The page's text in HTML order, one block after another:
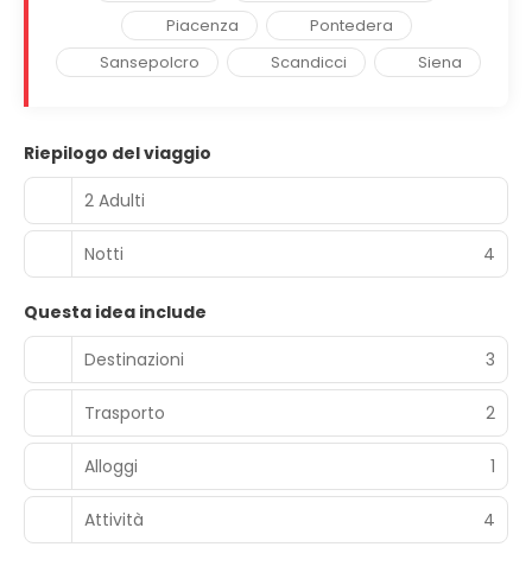
Piacenza
Pontedera
Sansepolcro
Scandicci Siena
Riepilogo del viaggio
2 Adulti
Notti 4
Questa idea include
Destinazioni
3
Trasporto 2
Alloggi 1
Attività 4